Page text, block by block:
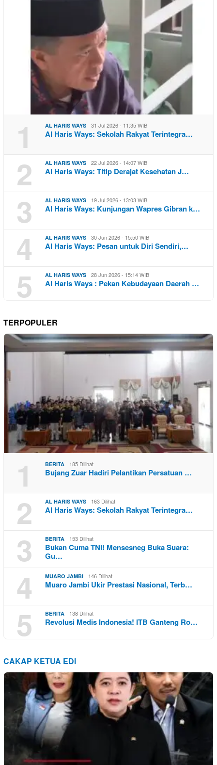
1 AL HARIS WAYS 31 Jul 2026 - 11:35 WIB
Al Haris Ways: Sekolah Rakyat Terintegra…
2 AL HARIS WAYS 22 Jul 2026 - 14:07 WIB
Al Haris Ways: Titip Derajat Kesehatan J…
3 AL HARIS WAYS 19 Jul 2026 - 13:03 WIB
Al Haris Ways: Kunjungan Wapres Gibran k…
4 AL HARIS WAYS 30 Jun 2026 - 15:50 WIB
Al Haris Ways: Pesan untuk Diri Sendiri,…
5 AL HARIS WAYS 28 Jun 2026 - 15:14 WIB
Al Haris Ways : Pekan Kebudayaan Daerah …
TERPOPULER
1 BERITA 185 Dilihat
Bujang Zuar Hadiri Pelantikan Persatuan …
2 AL HARIS WAYS 163 Dilihat
Al Haris Ways: Sekolah Rakyat Terintegra…
3 BERITA 153 Dilihat
Bukan Cuma TNI! Mensesneg Buka Suara:
Gu…
4 MUARO JAMBI 146 Dilihat
Muaro Jambi Ukir Prestasi Nasional, Terb…
5 BERITA 138 Dilihat
Revolusi Medis Indonesia! ITB Ganteng Ro…
CAKAP KETUA EDI